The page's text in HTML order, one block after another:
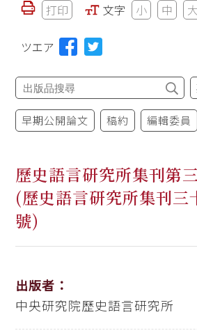
打印 文字 小 中 大
ツエア
早期公開論文 稿約 編輯委員
歷史語言研究所集刊第
(歷史語言研究所集刊三
號)
出版者：
中央研究院歷史語言研究所